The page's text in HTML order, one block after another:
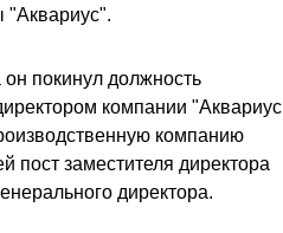
"Аквариус".
он покинул должность
компании "Аквариус
компанию
пост заместителя директора
директора.